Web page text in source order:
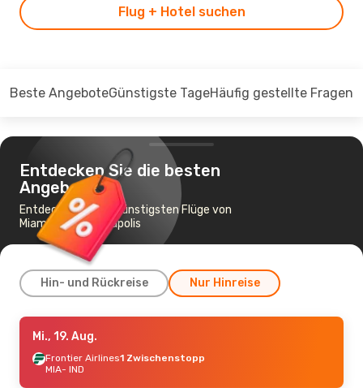
Flug + Hotel suchen
Beste AngeboteGünstigste TageHäufig gestellte Fragen
Entdecken Sie die besten
Angebote
Entdecken Sie die günstigsten Flüge von
Miami nach Indianapolis
Hin- und Rückreise Nur Hinreise
Sa., 26. Sept.
Frontier Airlines
1 Zwischenstopp
Mi., 19. Aug.
Frontier Airlines1 Zwischenstopp
MIA- IND